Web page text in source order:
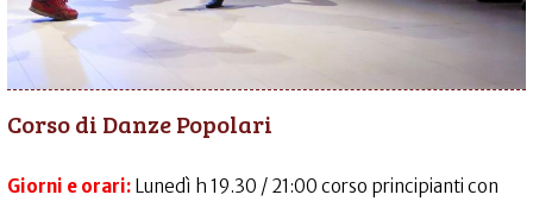
Corso di Danze Popolari
Giorni e orari: Lunedì h 19.30 / 21:00 corso principianti con